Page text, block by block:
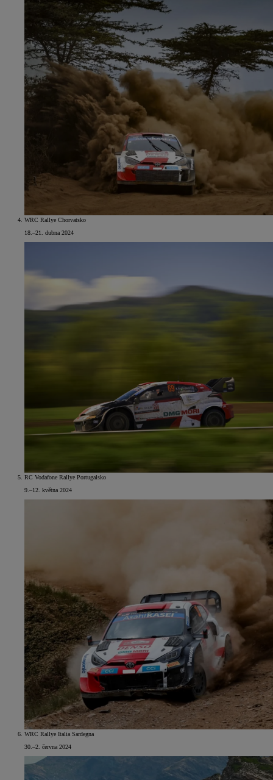
WRC Rallye Chorvatsko
18.–21. dubna 2024
RC Vodafone Rallye Portugalsko
9.–12. května 2024
WRC Rallye Italia Sardegna
30.–2. června 2024